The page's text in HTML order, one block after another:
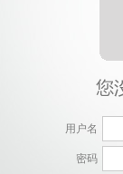
用户名
密码